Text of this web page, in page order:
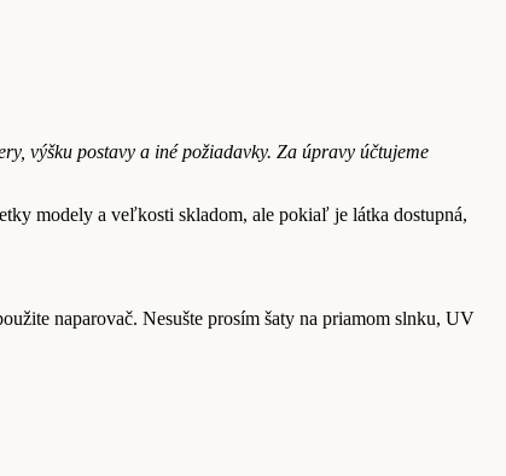
výšku postavy a iné požiadavky. Za úpravy účtujeme
modely a veľkosti skladom, ale pokiaľ je látka dostupná,
naparovač. Nesušte prosím šaty na priamom slnku, UV